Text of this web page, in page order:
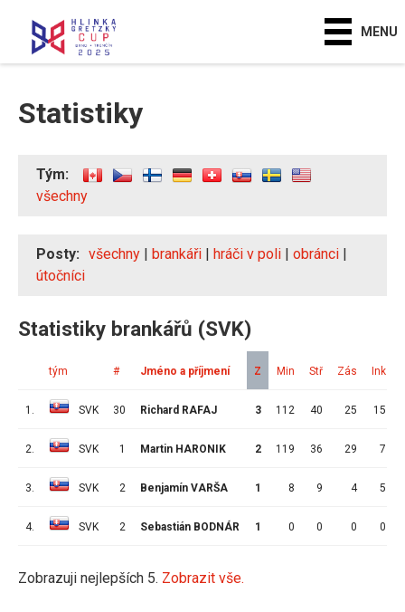
MENU
Statistiky
Tým:
všechny
Posty: všechny | brankáři | hráči v poli | obránci |
útočníci
Statistiky brankářů (SVK)
tým # Jméno a příjmení Z Min Stř Zás Ink
1. SVK 30 Richard RAFAJ 3 112 40 25 15
2. SVK 1 Martin HARONIK 2 119 36 29 7
3. SVK 2 Benjamín VARŠA 1 8 9 4 5
4. SVK 2 Sebastián BODNÁR 1 0 0 0 0
Zobrazuji nejlepších 5. Zobrazit vše.